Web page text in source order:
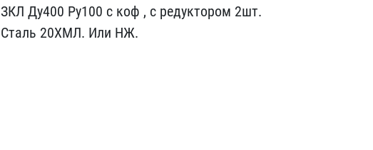
ЗКЛ Ду400 Ру100 с коф , ​с редуктором 2шт.
Сталь ​20ХМЛ. Или НЖ.